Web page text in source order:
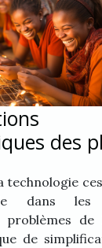
des
pauvreté
technologie
dans les
problèmes de
de